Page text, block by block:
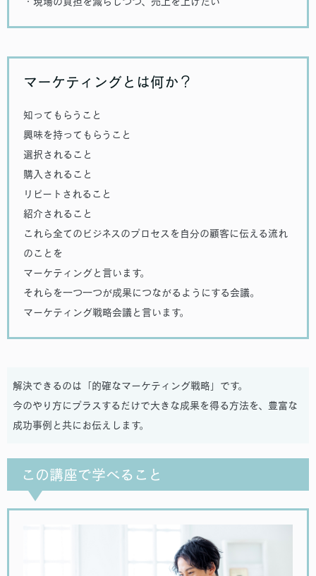
マーケティングとは何か？
知ってもらうこと
興味を持ってもらうこと
選択されること
購入されること
リピートされること
紹介されること
これら全てのビジネスのプロセスを自分の顧客に伝える流れ
のことを
マーケティングと言います。
それらを一つ一つが成果につながるようにする会議。
マーケティング戦略会議と言います。
解決できるのは「的確なマーケティング戦略」です。
今のやり方にプラスするだけで大きな成果を得る方法を、豊富な
成功事例と共にお伝えします。
この講座で学べること